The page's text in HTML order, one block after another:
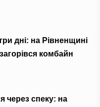
дні: на Рівненщині
комбайн
через спеку: на